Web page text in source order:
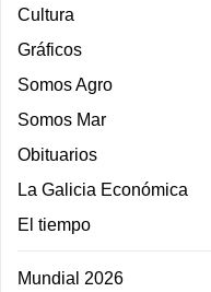
Cultura
Gráficos
Somos Agro
Somos Mar
Obituarios
La Galicia Económica
El tiempo
Mundial 2026